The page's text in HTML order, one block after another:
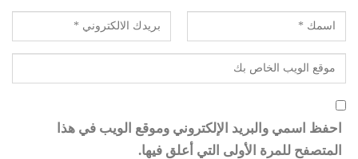
احفظ اسمي والبريد الإلكتروني وموقع الويب في هذا
المتصفح للمرة الأولى التي أعلق فيها.